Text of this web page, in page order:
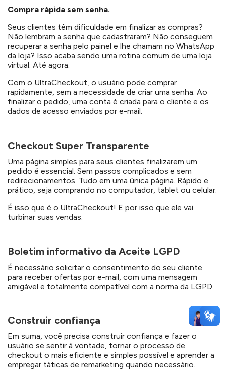
Compra rápida sem senha.
Seus clientes têm dificuldade em finalizar as compras?
Não lembram a senha que cadastraram? Não conseguem
recuperar a senha pelo painel e lhe chamam no WhatsApp
da loja? Isso acaba sendo uma rotina comum de uma loja
virtual. Até agora.
Com o UltraCheckout, o usuário pode comprar
rapidamente, sem a necessidade de criar uma senha. Ao
finalizar o pedido, uma conta é criada para o cliente e os
dados de acesso enviados por e-mail.
Checkout Super Transparente
Uma página simples para seus clientes finalizarem um
pedido é essencial. Sem passos complicados e sem
redirecionamentos. Tudo em uma única página. Rápido e
prático, seja comprando no computador, tablet ou celular.
É isso que é o UltraCheckout! E por isso que ele vai
turbinar suas vendas.
Boletim informativo da Aceite LGPD
É necessário solicitar o consentimento do seu cliente
para receber ofertas por e-mail, com uma mensagem
amigável e totalmente compatível com a norma da LGPD.
Construir confiança
Em suma, você precisa construir confiança e fazer o
usuário se sentir à vontade, tornar o processo de
checkout o mais eficiente e simples possível e aprender a
empregar táticas de remarketing quando necessário.